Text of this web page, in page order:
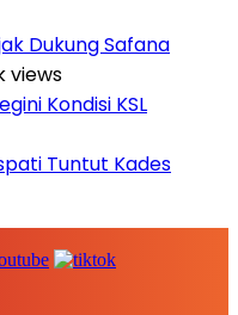
Dukung Safana
views
Kondisi KSL
Tuntut Kades